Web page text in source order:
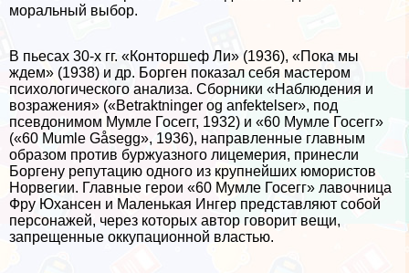
мopaльный выбор.
В пьесах 30-х гг. «Конторшеф Ли» (1936), «Пока мы
ждем» (1938) и др. Борген показал себя мастером
психологического анализа. Сборники «Наблюдения и
возражения» («Betraktninger og anfektelser», под
псевдонимом Мумле Госегг, 1932) и «60 Мумле Госегг»
(«60 Mumle Gåsegg», 1936), направленные главным
образом против буржуазного лицемерия, принесли
Боргену репутацию одного из крупнейших юмористов
Норвегии. Главные герои «60 Мумле Госегг» лавочница
Фру Юхансен и Маленькая Ингер представляют собой
персонажей, через которых автор говорит вещи,
запрещенные оккупационной властью.